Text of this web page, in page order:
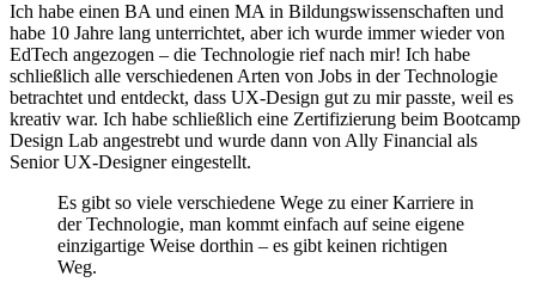
Ich habe einen BA und einen MA in Bildungswissenschaften und
habe 10 Jahre lang unterrichtet, aber ich wurde immer wieder von
EdTech angezogen – die Technologie rief nach mir! Ich habe
schließlich alle verschiedenen Arten von Jobs in der Technologie
betrachtet und entdeckt, dass UX-Design gut zu mir passte, weil es
kreativ war. Ich habe schließlich eine Zertifizierung beim Bootcamp
Design Lab angestrebt und wurde dann von Ally Financial als
Senior UX-Designer eingestellt.
Es gibt so viele verschiedene Wege zu einer Karriere in
der Technologie, man kommt einfach auf seine eigene
einzigartige Weise dorthin – es gibt keinen richtigen
Weg.